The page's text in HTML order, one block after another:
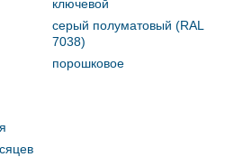
ключевой
серый полуматовый (RAL
7038)
порошковое